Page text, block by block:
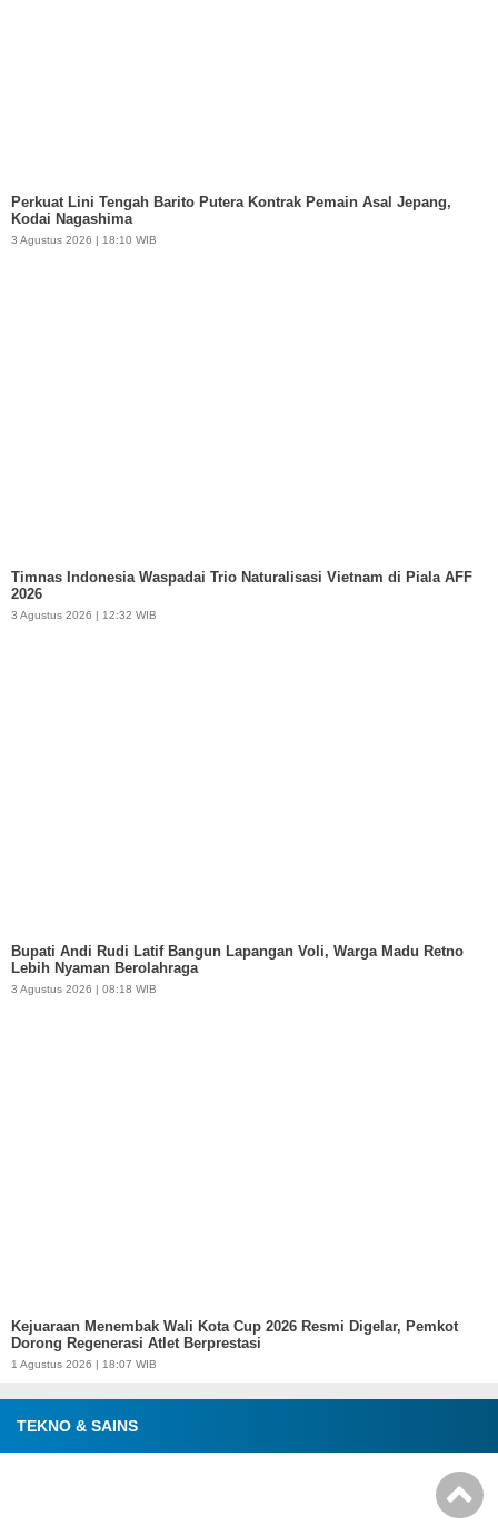
Perkuat Lini Tengah Barito Putera Kontrak Pemain Asal Jepang,
Kodai Nagashima
3 Agustus 2026 | 18:10 WIB
Timnas Indonesia Waspadai Trio Naturalisasi Vietnam di Piala AFF
2026
3 Agustus 2026 | 12:32 WIB
Bupati Andi Rudi Latif Bangun Lapangan Voli, Warga Madu Retno
Lebih Nyaman Berolahraga
3 Agustus 2026 | 08:18 WIB
Kejuaraan Menembak Wali Kota Cup 2026 Resmi Digelar, Pemkot
Dorong Regenerasi Atlet Berprestasi
1 Agustus 2026 | 18:07 WIB
TEKNO & SAINS